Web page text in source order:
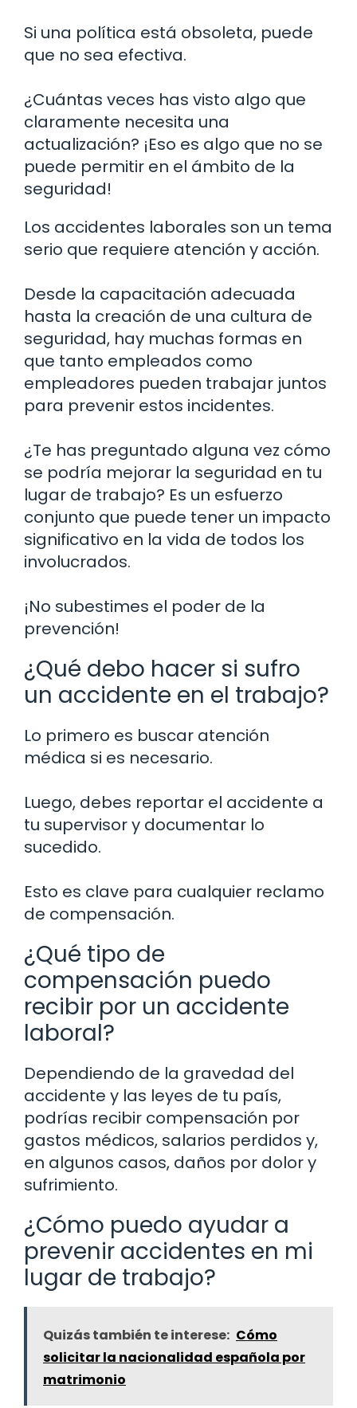
Si una política está obsoleta, puede
que no sea efectiva.
¿Cuántas veces has visto algo que
claramente necesita una
actualización? ¡Eso es algo que no se
puede permitir en el ámbito de la
seguridad!
Los accidentes laborales son un tema
serio que requiere atención y acción.
Desde la capacitación adecuada
hasta la creación de una cultura de
seguridad, hay muchas formas en
que tanto empleados como
empleadores pueden trabajar juntos
para prevenir estos incidentes.
¿Te has preguntado alguna vez cómo
se podría mejorar la seguridad en tu
lugar de trabajo? Es un esfuerzo
conjunto que puede tener un impacto
significativo en la vida de todos los
involucrados.
¡No subestimes el poder de la
prevención!
¿Qué debo hacer si sufro
un accidente en el trabajo?
Lo primero es buscar atención
médica si es necesario.
Luego, debes reportar el accidente a
tu supervisor y documentar lo
sucedido.
Esto es clave para cualquier reclamo
de compensación.
¿Qué tipo de
compensación puedo
recibir por un accidente
laboral?
Dependiendo de la gravedad del
accidente y las leyes de tu país,
podrías recibir compensación por
gastos médicos, salarios perdidos y,
en algunos casos, daños por dolor y
sufrimiento.
¿Cómo puedo ayudar a
prevenir accidentes en mi
lugar de trabajo?
Quizás también te interese: Cómo
solicitar la nacionalidad española por
matrimonio